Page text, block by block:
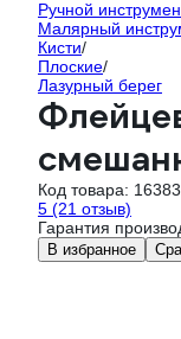
Ручной
Малярный
Кисти/
Плоские/
Лазурный берег
Код товара:
5 (21 отзыв)
Гарантия
В избранное